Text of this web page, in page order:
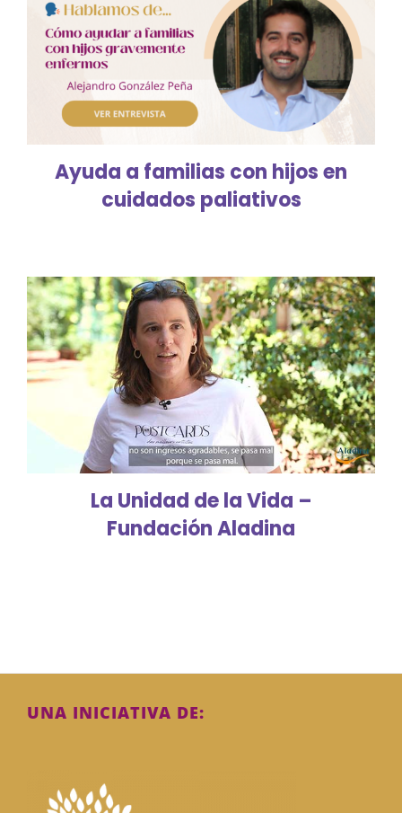
Ayuda a familias con hijos en
cuidados paliativos
La Unidad de la Vida –
Fundación Aladina
UNA INICIATIVA DE: